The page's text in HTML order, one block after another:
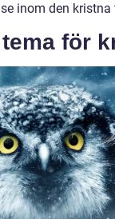
inom den kristna
för